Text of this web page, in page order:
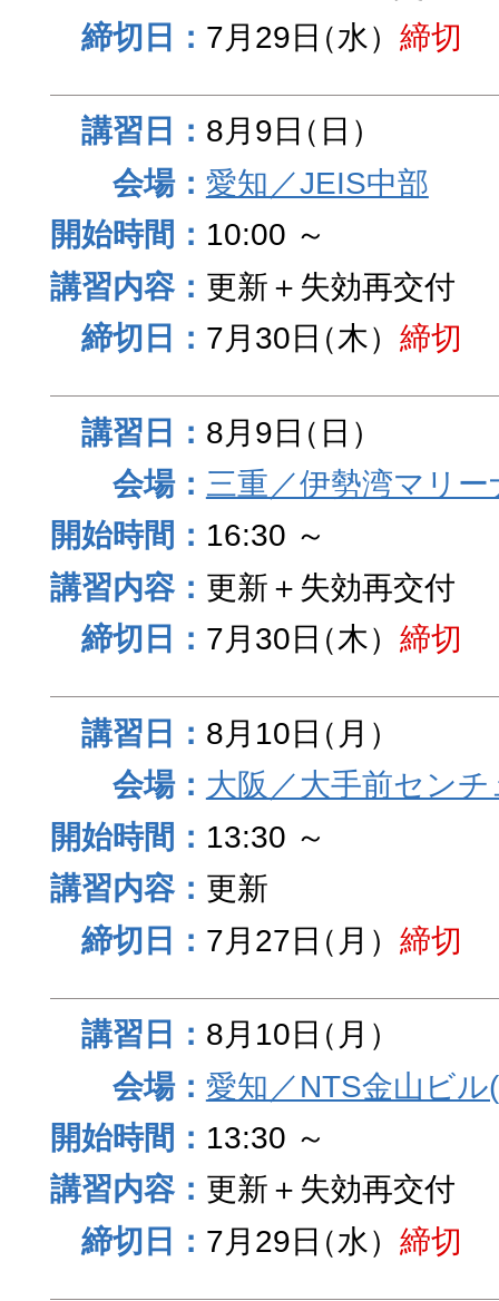
7月29日（水） 締切
8月9日（日）
愛知／JEIS中部
10:00 ～
更新＋失効再交付
7月30日（木） 締切
8月9日（日）
三重／伊勢湾マリー
16:30 ～
更新＋失効再交付
7月30日（木） 締切
8月10日（月）
大阪／大手前セン
13:30 ～
更新
7月27日（月） 締切
8月10日（月）
愛知／NTS金山ビ
13:30 ～
更新＋失効再交付
7月29日（水） 締切